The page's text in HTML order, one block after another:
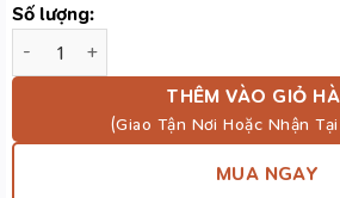
Số lượng:
Máy Tính Casio DS-3B - Màn Hình
THÊM VÀO GIỎ
MUA NGAY